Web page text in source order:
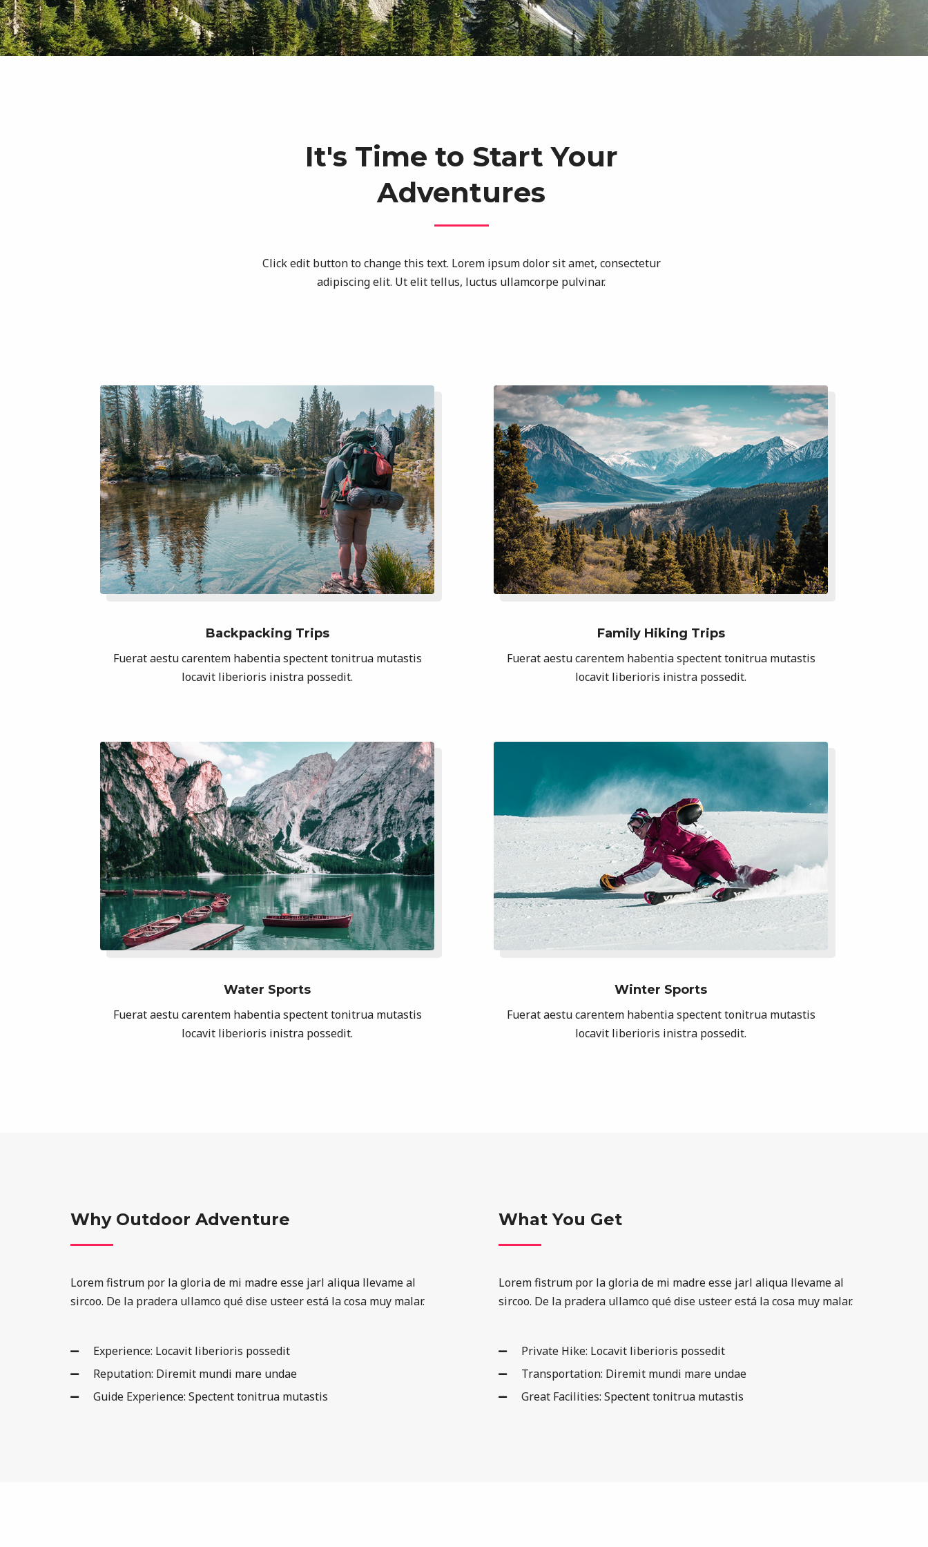
It's Time to Start Your
Adventures
Click edit button to change this text. Lorem ipsum dolor sit amet, consectetur
adipiscing elit. Ut elit tellus, luctus ullamcorpe pulvinar.
Backpacking Trips
Fuerat aestu carentem habentia spectent tonitrua mutastis
locavit liberioris inistra possedit.
Family Hiking Trips
Fuerat aestu carentem habentia spectent tonitrua mutastis
locavit liberioris inistra possedit.
Water Sports
Fuerat aestu carentem habentia spectent tonitrua mutastis
locavit liberioris inistra possedit.
Winter Sports
Fuerat aestu carentem habentia spectent tonitrua mutastis
locavit liberioris inistra possedit.
Why Outdoor Adventure
Lorem fistrum por la gloria de mi madre esse jarl aliqua llevame al
sircoo. De la pradera ullamco qué dise usteer está la cosa muy malar.
Experience: Locavit liberioris possedit
Reputation: Diremit mundi mare undae
Guide Experience: Spectent tonitrua mutastis
What You Get
Lorem fistrum por la gloria de mi madre esse jarl aliqua llevame al
sircoo. De la pradera ullamco qué dise usteer está la cosa muy malar.
Private Hike: Locavit liberioris possedit
Transportation: Diremit mundi mare undae
Great Facilities: Spectent tonitrua mutastis